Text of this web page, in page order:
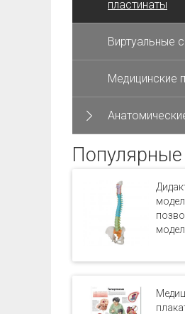
пластинаты
Виртуальные
Медицинские